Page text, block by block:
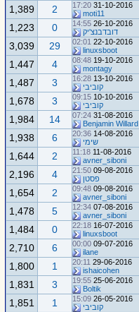
31-10-2016
17:20
moti11
2
1,389
26-10-2016
14:55
דובדבנצ'יק
0
1,223
22-10-2016
02:01
linuxsboot
29
3,039
19-10-2016
08:48
montagy
4
1,447
13-10-2016
16:28
קוביבי
3
1,487
10-10-2016
09:15
קוביבי
3
1,678
31-08-2016
07:24
Benjamin Willard
14
1,984
14-08-2016
20:36
שימי
6
1,938
11-08-2016
11:18
avner_siboni
2
1,644
09-08-2016
21:50
פסטן
4
2,196
09-08-2016
09:48
avner_siboni
2
1,654
07-08-2016
12:34
avner_siboni
5
1,478
16-07-2016
22:18
linuxsboot
0
1,484
09-07-2016
00:00
ilane
6
2,710
29-06-2016
20:11
ishaicohen
1
1,800
25-06-2016
19:55
Boltik
3
1,831
26-05-2016
15:09
קוביבי
1
1,851